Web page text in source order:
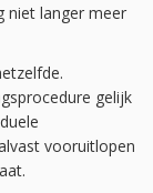
niet langer meer
gelijk
vooruitlopen